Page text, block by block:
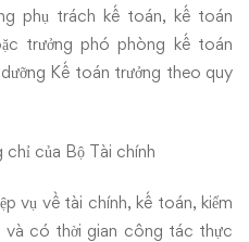
phụ trách kế toán, kế toán
trưởng phó phòng kế toán
Kế toán trưởng theo quy
của Bộ Tài chính
vụ về tài chính, kế toán, kiểm
và có thời gian công tác thực